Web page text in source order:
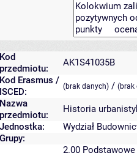
Kod
przedmiotu:
AK1S41035B
Kod Erasmus /
ISCED:
(brak danych) / (brak
Nazwa
przedmiotu:
Historia
Jednostka:
Wydział
Grupy:
2.00